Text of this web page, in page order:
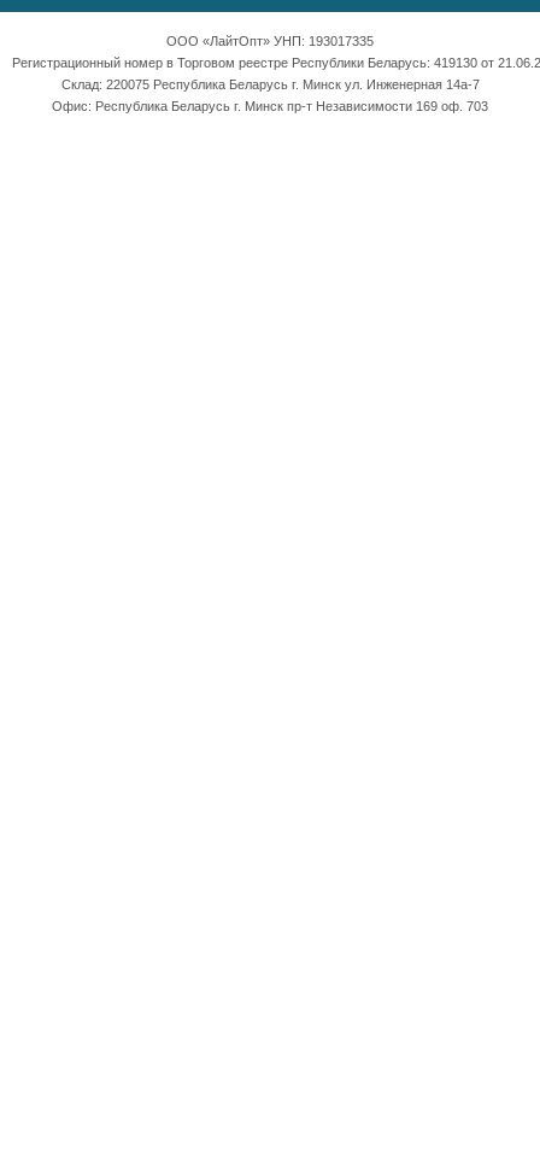
ООО «ЛайтОпт» УНП: 193017335
Регистрационный номер в Торговом реестре Республики Беларусь: 419130 от
Склад: 220075 Республика Беларусь г. Минск ул. Инженерная 14а-7
Офис: Республика Беларусь г. Минск пр-т Независимости 169 оф. 703